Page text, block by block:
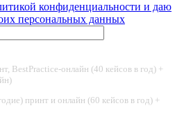
конфиденциальности и даю
персональных данных
BestPractice-онлайн (40 кейсов в год) +
принт и онлайн (60 кейсов в год) +